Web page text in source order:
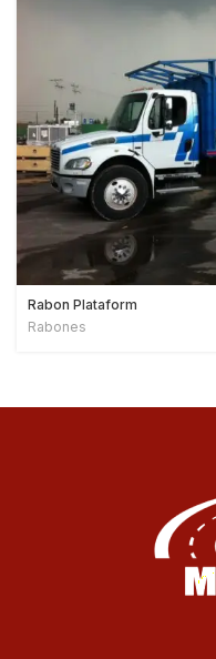
Rabon Plataform
Rabones